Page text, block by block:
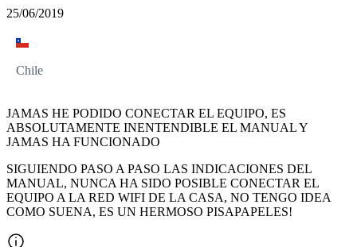
25/06/2019
Chile
JAMAS HE PODIDO CONECTAR EL EQUIPO, ES
ABSOLUTAMENTE INENTENDIBLE EL MANUAL Y
JAMAS HA FUNCIONADO
SIGUIENDO PASO A PASO LAS INDICACIONES DEL
MANUAL, NUNCA HA SIDO POSIBLE CONECTAR EL
EQUIPO A LA RED WIFI DE LA CASA, NO TENGO IDEA
COMO SUENA, ES UN HERMOSO PISAPAPELES!